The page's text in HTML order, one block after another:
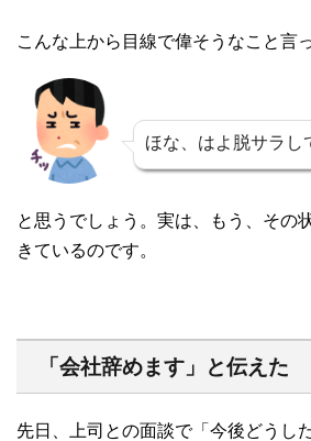
こんな上から目線で偉そうなこと言
ほな、はよ脱サラし
と思うでしょう。実は、もう、その
きているのです。
「会社辞めます」と伝えた
先日、上司との面談で「今後どうし